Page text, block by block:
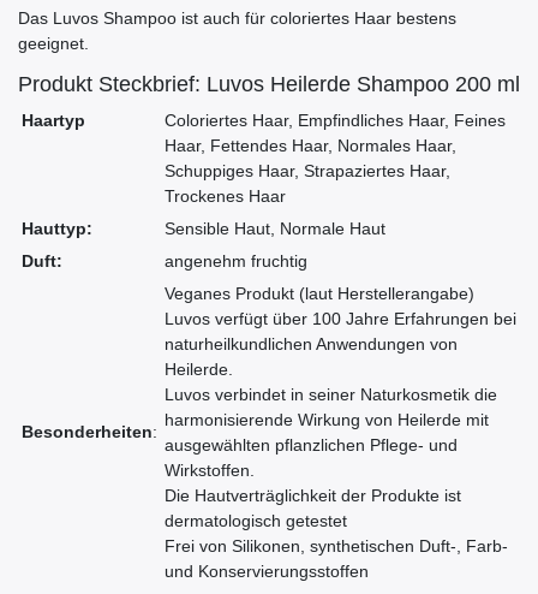
Das Luvos Shampoo ist auch für coloriertes Haar bestens
geeignet.
Produkt Steckbrief: Luvos Heilerde Shampoo 200 ml
Haartyp
Coloriertes Haar, Empfindliches Haar, Feines
Haar, Fettendes Haar, Normales Haar,
Schuppiges Haar, Strapaziertes Haar,
Trockenes Haar
Hauttyp:
Sensible Haut, Normale Haut
Duft:
angenehm fruchtig
Besonderheiten:
Veganes Produkt (laut Herstellerangabe)
Luvos verfügt über 100 Jahre Erfahrungen bei
naturheilkundlichen Anwendungen von
Heilerde.
Luvos verbindet in seiner Naturkosmetik die
harmonisierende Wirkung von Heilerde mit
ausgewählten pflanzlichen Pflege- und
Wirkstoffen.
Die Hautverträglichkeit der Produkte ist
dermatologisch getestet
Frei von Silikonen, synthetischen Duft-, Farb-
und Konservierungsstoffen